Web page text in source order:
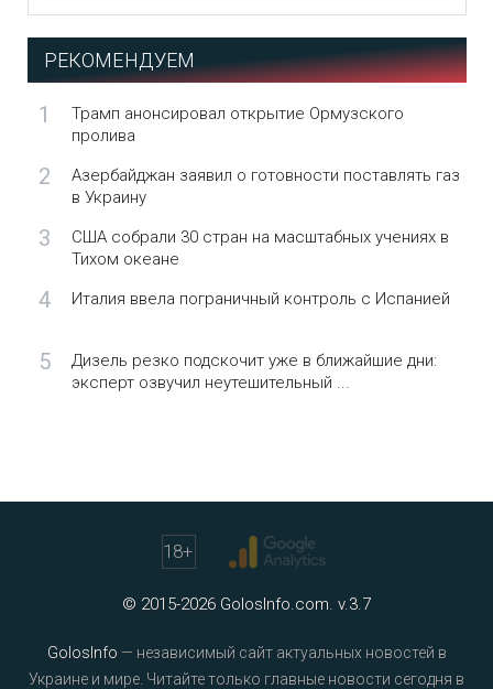
РЕКОМЕНДУЕМ
1
Трамп анонсировал открытие Ормузского
пролива
2
Азербайджан заявил о готовности поставлять газ
в Украину
3
США собрали 30 стран на масштабных учениях в
Тихом океане
4 Италия ввела пограничный контроль с Испанией
5
Дизель резко подскочит уже в ближайшие дни:
эксперт озвучил неутешительный ...
18+
© 2015-2026 GolosInfo.com. v.3.7
GolosInfo — независимый сайт актуальных новостей в
Украине и мире. Читайте только главные новости сегодня в